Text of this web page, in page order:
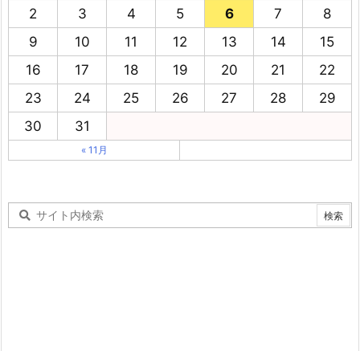
2
3 4 5 6 7
8
9
10 11 12 13 14
15
16
17 18 19 20 21
22
23
24 25 26 27 28
29
30
31
« 11月